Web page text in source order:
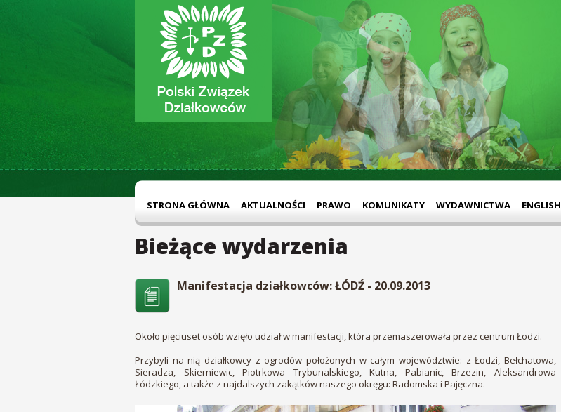
STRONA GŁÓWNA AKTUALNOŚCI PRAWO KOMUNIKATY WYDAWNICTWA ENGLISH
Bieżące wydarzenia
Manifestacja działkowców: ŁÓDŹ - 20.09.2013
Około pięciuset osób wzięło udział w manifestacji, która przemaszerowała przez centrum Łodzi.
Przybyli na nią działkowcy z ogrodów położonych w całym województwie: z Łodzi, Bełchatowa,
Sieradza, Skierniewic, Piotrkowa Trybunalskiego, Kutna, Pabianic, Brzezin, Aleksandrowa
Łódzkiego, a także z najdalszych zakątków naszego okręgu: Radomska i Pajęczna.